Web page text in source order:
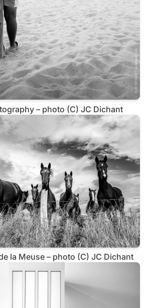
– photo (C) JC Dichant
la Meuse – photo (C) JC Dichant